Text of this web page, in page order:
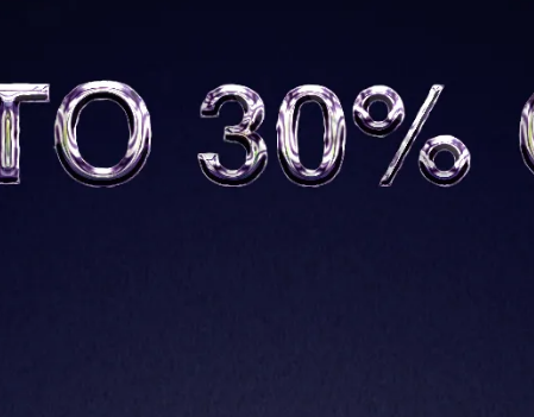
曲、流動、包裹、延展等，都是作品的創作核心靈感，符
」的理念，在製作過程也會優先考慮循環再用材料，品牌的